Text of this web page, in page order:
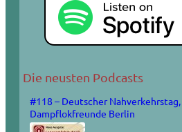
Die neusten Podcasts
#118 – Deutscher
Dampflokfreunde Berlin